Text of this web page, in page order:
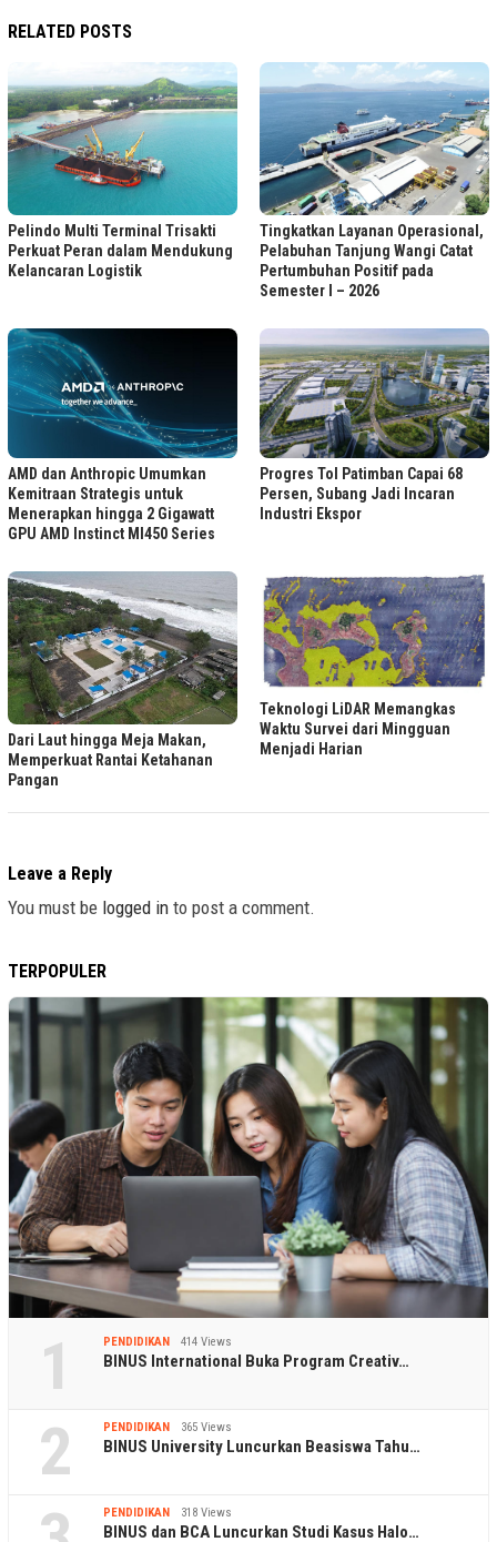
RELATED POSTS
Pelindo Multi Terminal Trisakti
Perkuat Peran dalam Mendukung
Kelancaran Logistik
Tingkatkan Layanan Operasional,
Pelabuhan Tanjung Wangi Catat
Pertumbuhan Positif pada
Semester I – 2026
AMD dan Anthropic Umumkan
Kemitraan Strategis untuk
Menerapkan hingga 2 Gigawatt
GPU AMD Instinct MI450 Series
Progres Tol Patimban Capai 68
Persen, Subang Jadi Incaran
Industri Ekspor
Dari Laut hingga Meja Makan,
Memperkuat Rantai Ketahanan
Pangan
Teknologi LiDAR Memangkas
Waktu Survei dari Mingguan
Menjadi Harian
Leave a Reply
You must be logged in to post a comment.
TERPOPULER
1 PENDIDIKAN 414 Views
BINUS International Buka Program Creativ…
2 PENDIDIKAN 365 Views
BINUS University Luncurkan Beasiswa Tahu…
PENDIDIKAN 318 Views
BINUS dan BCA Luncurkan Studi Kasus Halo…